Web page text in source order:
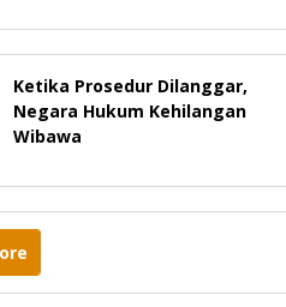
Ketika Prosedur Dilanggar,
Negara Hukum Kehilangan
Wibawa